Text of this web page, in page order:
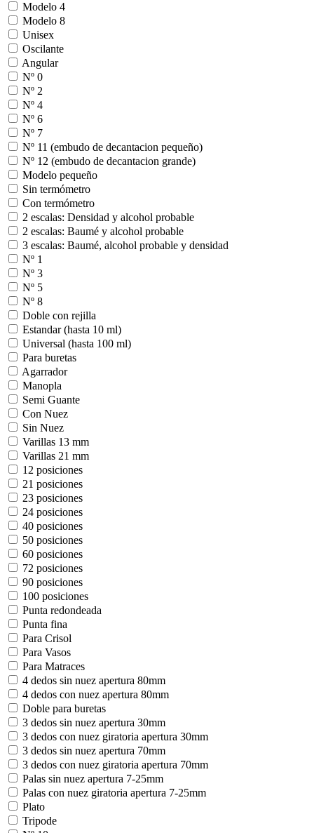
Modelo 4
Modelo 8
Unisex
Oscilante
Angular
Nº 0
Nº 2
Nº 4
Nº 6
Nº 7
Nº 11 (embudo de decantacion pequeño)
Nº 12 (embudo de decantacion grande)
Modelo pequeño
Sin termómetro
Con termómetro
2 escalas: Densidad y alcohol probable
2 escalas: Baumé y alcohol probable
3 escalas: Baumé, alcohol probable y densidad
Nº 1
Nº 3
Nº 5
Nº 8
Doble con rejilla
Estandar (hasta 10 ml)
Universal (hasta 100 ml)
Para buretas
Agarrador
Manopla
Semi Guante
Con Nuez
Sin Nuez
Varillas 13 mm
Varillas 21 mm
12 posiciones
21 posiciones
23 posiciones
24 posiciones
40 posiciones
50 posiciones
60 posiciones
72 posiciones
90 posiciones
100 posiciones
Punta redondeada
Punta fina
Para Crisol
Para Vasos
Para Matraces
4 dedos sin nuez apertura 80mm
4 dedos con nuez apertura 80mm
Doble para buretas
3 dedos sin nuez apertura 30mm
3 dedos con nuez giratoria apertura 30mm
3 dedos sin nuez apertura 70mm
3 dedos con nuez giratoria apertura 70mm
Palas sin nuez apertura 7-25mm
Palas con nuez giratoria apertura 7-25mm
Plato
Tripode